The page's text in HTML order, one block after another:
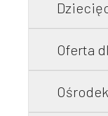
Oferta